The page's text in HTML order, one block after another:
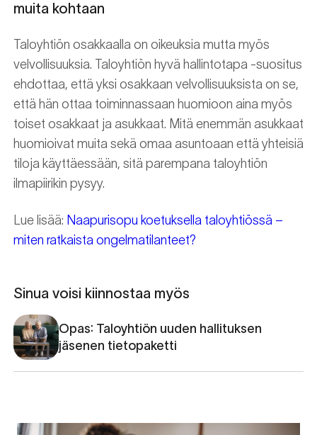
muita kohtaan
Taloyhtiön osakkaalla on oikeuksia mutta myös
velvollisuuksia. Taloyhtiön hyvä hallintotapa -suositus
ehdottaa, että yksi osakkaan velvollisuuksista on se,
että hän ottaa toiminnassaan huomioon aina myös
toiset osakkaat ja asukkaat. Mitä enemmän asukkaat
huomioivat muita sekä omaa asuntoaan että yhteisiä
tiloja käyttäessään, sitä parempana taloyhtiön
ilmapiirikin pysyy.
Lue lisää: Naapurisopu koetuksella taloyhtiössä –
miten ratkaista ongelmatilanteet?
Sinua voisi kiinnostaa myös
Opas: Taloyhtiön uuden hallituksen
jäsenen tietopaketti